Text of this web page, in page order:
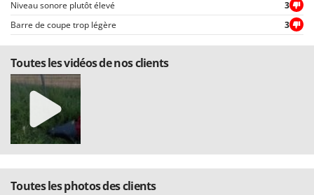
Niveau sonore plutôt élevé
3
Barre de coupe trop légère
3
Toutes les vidéos de nos clients
Toutes les photos des clients